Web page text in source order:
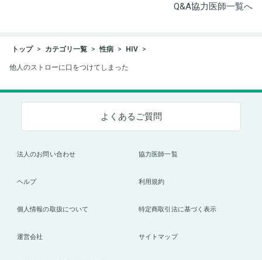
Q&A協力医師一覧へ
トップ カテゴリ一覧 性病 HIV
他人のストローに口をつけてしまった
よくあるご質問
法人のお問い合わせ 協力医師一覧
ヘルプ 利用規約
個人情報の取扱について 特定商取引法に基づく表示
運営会社 サイトマップ